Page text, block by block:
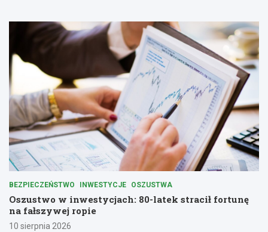
BEZPIECZEŃSTWO INWESTYCJE OSZUSTWA
Oszustwo w inwestycjach: 80-latek stracił fortunę
na fałszywej ropie
10 sierpnia 2026